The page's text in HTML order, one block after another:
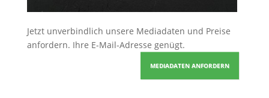
Jetzt unverbindlich unsere Mediadaten und Preise
anfordern. Ihre E-Mail-Adresse genügt.
MEDIADATEN ANFORDERN